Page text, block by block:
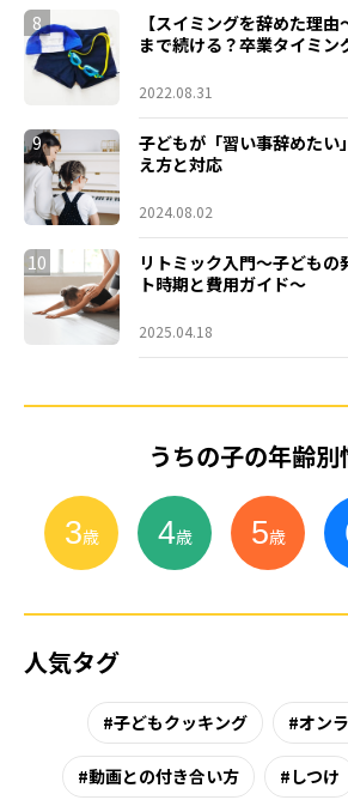
8
【スイミングを辞めた理
まで続ける？卒業タイミン
2022.08.31
9
子どもが「習い事辞めたい
え方と対応
2024.08.02
10
リトミック入門～子ども
ト時期と費用ガイド～
2025.04.18
うちの子の年齢別
3歳 4歳 5歳
人気タグ
子どもクッキング オン
動画との付き合い方 しつけ